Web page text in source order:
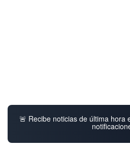
🚨 Recibe noticias de última hora